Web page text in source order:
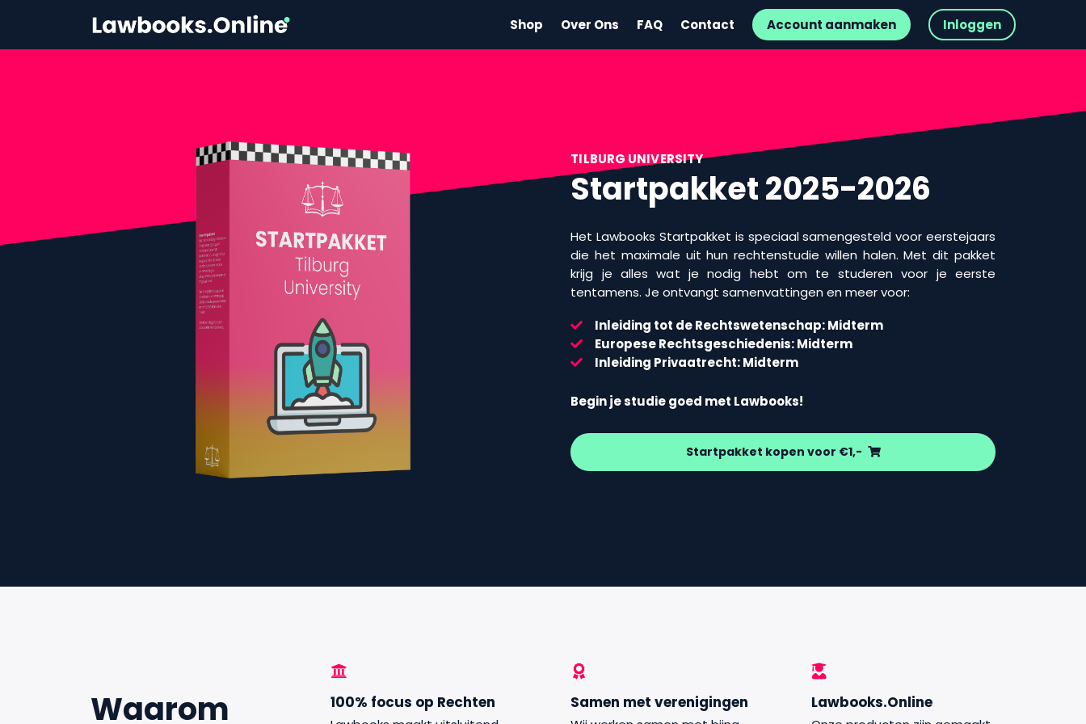
Shop Over Ons FAQ Contact Account aanmaken Inloggen
TILBURG UNIVERSITY
Startpakket 2025-2026
Het Lawbooks Startpakket is speciaal samengesteld voor eerstejaars
die het maximale uit hun rechtenstudie willen halen. Met dit pakket
krijg je alles wat je nodig hebt om te studeren voor je eerste
tentamens. Je ontvangt samenvattingen en meer voor:
Inleiding tot de Rechtswetenschap: Midterm
Europese Rechtsgeschiedenis: Midterm
Inleiding Privaatrecht: Midterm
Begin je studie goed met Lawbooks!
Startpakket kopen voor €1,-
Waarom 100% focus op Rechten Samen met verenigingen Lawbooks.Online